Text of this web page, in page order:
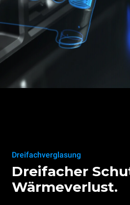
Dreifachverglasung
Dreifacher
Wärmeverlust.